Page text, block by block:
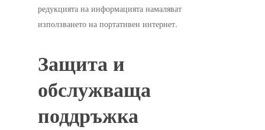
редукцията на информацията намаляват
използването на портативен интернет.
Защита и
обслужваща
поддръжка